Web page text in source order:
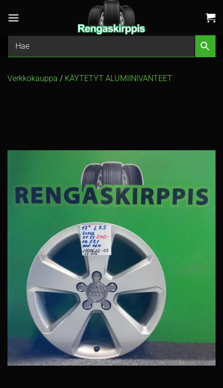
Verkkokauppa / KÄYTETYT ALUMIINIVANTEET